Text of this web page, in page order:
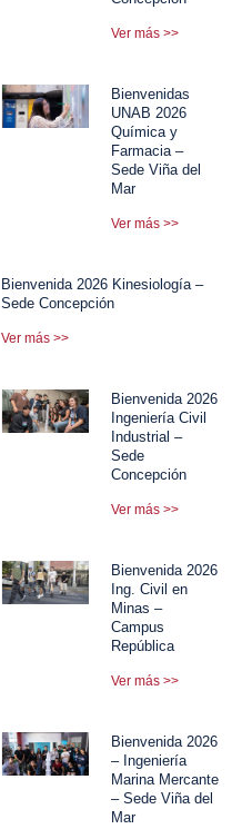
Ver más >>
Bienvenidas
UNAB 2026
Química y
Farmacia –
Sede Viña del
Mar
Ver más >>
Bienvenida 2026 Kinesiología –
Sede Concepción
Ver más >>
Bienvenida 2026
Ingeniería Civil
Industrial –
Sede
Concepción
Ver más >>
Bienvenida 2026
Ing. Civil en
Minas –
Campus
República
Ver más >>
Bienvenida 2026
– Ingeniería
Marina Mercante
– Sede Viña del
Mar